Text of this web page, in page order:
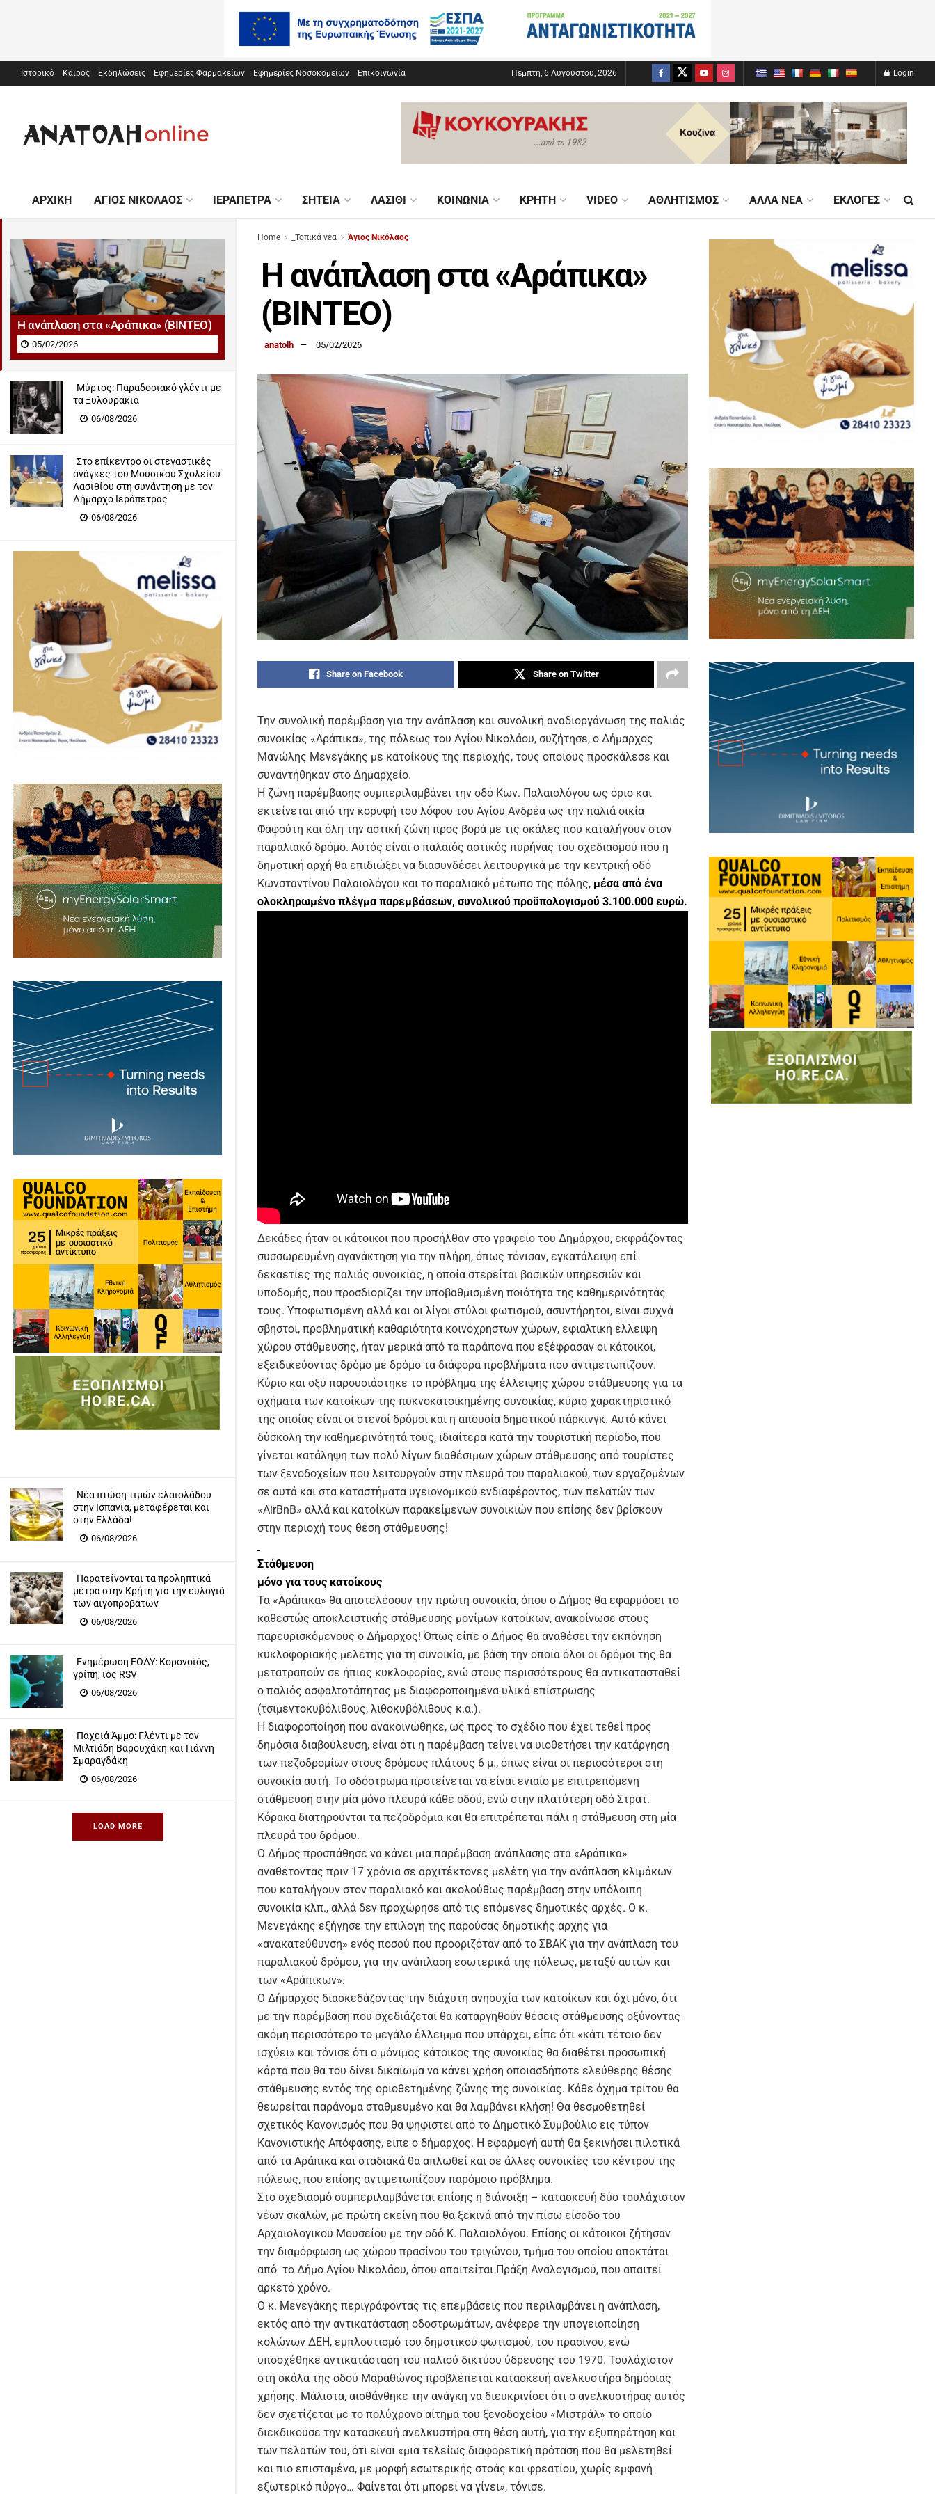
Η ανάπλαση στα «Αράπικα» (ΒΙΝΤΕΟ)
05/02/2026
Μύρτος: Παραδοσιακό γλέντι με
τα Ξυλουράκια
06/08/2026
Στο επίκεντρο οι στεγαστικές
ανάγκες του Μουσικού Σχολείου
Λασιθίου στη συνάντηση με τον
Δήμαρχο Ιεράπετρας
06/08/2026
Νέα πτώση τιμών ελαιολάδου
στην Ισπανία, μεταφέρεται και
στην Ελλάδα!
06/08/2026
Παρατείνονται τα προληπτικά
μέτρα στην Κρήτη για την ευλογιά
των αιγοπροβάτων
06/08/2026
Eνημέρωση ΕΟΔΥ: Κορονοϊός,
γρίπη, ιός RSV
06/08/2026
Παχειά Άμμο: Γλέντι με τον
Μιλτιάδη Βαρουχάκη και Γιάννη
Σμαραγδάκη
06/08/2026
LOAD MORE
Ιστορικό Καιρός Εκδηλώσεις Εφημερίες Φαρμακείων Εφημερίες Νοσοκομείων Επικοινωνία Πέμπτη, 6 Αυγούστου, 2026 Login
ΑΡΧΙΚΉ ΆΓΙΟΣ ΝΙΚΌΛΑΟΣ ΙΕΡΆΠΕΤΡΑ ΣΗΤΕΊΑ ΛΑΣΊΘΙ ΚΟΙΝΩΝΊΑ ΚΡΉΤΗ VIDEO ΑΘΛΗΤΙΣΜΌΣ ΆΛΛΑ ΝΈΑ ΕΚΛΟΓΈΣ
Home _Τοπικά νέα Άγιος Νικόλαος
Η ανάπλαση στα «Αράπικα»
(ΒΙΝΤΕΟ)
anatolh 05/02/2026
Share on Facebook Share on Twitter
Την συνολική παρέμβαση για την ανάπλαση και συνολική αναδιοργάνωση της παλιάς
συνοικίας «Αράπικα», της πόλεως του Αγίου Νικολάου, συζήτησε, ο Δήμαρχος
Μανώλης Μενεγάκης με κατοίκους της περιοχής, τους οποίους προσκάλεσε και
συναντήθηκαν στο Δημαρχείο.
Η ζώνη παρέμβασης συμπεριλαμβάνει την οδό Κων. Παλαιολόγου ως όριο και
εκτείνεται από την κορυφή του λόφου του Αγίου Ανδρέα ως την παλιά οικία
Φαφούτη και όλη την αστική ζώνη προς βορά με τις σκάλες που καταλήγουν στον
παραλιακό δρόμο. Αυτός είναι ο παλαιός αστικός πυρήνας του σχεδιασμού που η
δημοτική αρχή θα επιδιώξει να διασυνδέσει λειτουργικά με την κεντρική οδό
Κωνσταντίνου Παλαιολόγου και το παραλιακό μέτωπο της πόλης, μέσα από ένα
ολοκληρωμένο πλέγμα παρεμβάσεων, συνολικού προϋπολογισμού 3.100.000 ευρώ.
Δεκάδες ήταν οι κάτοικοι που προσήλθαν στο γραφείο του Δημάρχου, εκφράζοντας
συσσωρευμένη αγανάκτηση για την πλήρη, όπως τόνισαν, εγκατάλειψη επί
δεκαετίες της παλιάς συνοικίας, η οποία στερείται βασικών υπηρεσιών και
υποδομής, που προσδιορίζει την υποβαθμισμένη ποιότητα της καθημερινότητάς
τους. Υποφωτισμένη αλλά και οι λίγοι στύλοι φωτισμού, ασυντήρητοι, είναι συχνά
σβηστοί, προβληματική καθαριότητα κοινόχρηστων χώρων, εφιαλτική έλλειψη
χώρου στάθμευσης, ήταν μερικά από τα παράπονα που εξέφρασαν οι κάτοικοι,
εξειδικεύοντας δρόμο με δρόμο τα διάφορα προβλήματα που αντιμετωπίζουν.
Κύριο και οξύ παρουσιάστηκε το πρόβλημα της έλλειψης χώρου στάθμευσης για τα
οχήματα των κατοίκων της πυκνοκατοικημένης συνοικίας, κύριο χαρακτηριστικό
της οποίας είναι οι στενοί δρόμοι και η απουσία δημοτικού πάρκινγκ. Αυτό κάνει
δύσκολη την καθημερινότητά τους, ιδιαίτερα κατά την τουριστική περίοδο, που
γίνεται κατάληψη των πολύ λίγων διαθέσιμων χώρων στάθμευσης από τουρίστες
των ξενοδοχείων που λειτουργούν στην πλευρά του παραλιακού, των εργαζομένων
σε αυτά και στα καταστήματα υγειονομικού ενδιαφέροντος, των πελατών των
«AirBnB» αλλά και κατοίκων παρακείμενων συνοικιών που επίσης δεν βρίσκουν
στην περιοχή τους θέση στάθμευσης!
Στάθμευση
μόνο για τους κατοίκους
Τα «Αράπικα» θα αποτελέσουν την πρώτη συνοικία, όπου ο Δήμος θα εφαρμόσει το
καθεστώς αποκλειστικής στάθμευσης μονίμων κατοίκων, ανακοίνωσε στους
παρευρισκόμενους ο Δήμαρχος! Όπως είπε ο Δήμος θα αναθέσει την εκπόνηση
κυκλοφοριακής μελέτης για τη συνοικία, με βάση την οποία όλοι οι δρόμοι της θα
μετατραπούν σε ήπιας κυκλοφορίας, ενώ στους περισσότερους θα αντικατασταθεί
ο παλιός ασφαλτοτάπητας με διαφοροποιημένα υλικά επίστρωσης
(τσιμεντοκυβόλιθους, λιθοκυβόλιθους κ.α.).
Η διαφοροποίηση που ανακοινώθηκε, ως προς το σχέδιο που έχει τεθεί προς
δημόσια διαβούλευση, είναι ότι η παρέμβαση τείνει να υιοθετήσει την κατάργηση
των πεζοδρομίων στους δρόμους πλάτους 6 μ., όπως είναι οι περισσότεροι στη
συνοικία αυτή. Το οδόστρωμα προτείνεται να είναι ενιαίο με επιτρεπόμενη
στάθμευση στην μία μόνο πλευρά κάθε οδού, ενώ στην πλατύτερη οδό Στρατ.
Κόρακα διατηρούνται τα πεζοδρόμια και θα επιτρέπεται πάλι η στάθμευση στη μία
πλευρά του δρόμου.
Ο Δήμος προσπάθησε να κάνει μια παρέμβαση ανάπλασης στα «Αράπικα»
αναθέτοντας πριν 17 χρόνια σε αρχιτέκτονες μελέτη για την ανάπλαση κλιμάκων
που καταλήγουν στον παραλιακό και ακολούθως παρέμβαση στην υπόλοιπη
συνοικία κλπ., αλλά δεν προχώρησε από τις επόμενες δημοτικές αρχές. Ο κ.
Μενεγάκης εξήγησε την επιλογή της παρούσας δημοτικής αρχής για
«ανακατεύθυνση» ενός ποσού που προοριζόταν από το ΣΒΑΚ για την ανάπλαση του
παραλιακού δρόμου, για την ανάπλαση εσωτερικά της πόλεως, μεταξύ αυτών και
των «Αράπικων».
Ο Δήμαρχος διασκεδάζοντας την διάχυτη ανησυχία των κατοίκων και όχι μόνο, ότι
με την παρέμβαση που σχεδιάζεται θα καταργηθούν θέσεις στάθμευσης οξύνοντας
ακόμη περισσότερο το μεγάλο έλλειμμα που υπάρχει, είπε ότι «κάτι τέτοιο δεν
ισχύει» και τόνισε ότι ο μόνιμος κάτοικος της συνοικίας θα διαθέτει προσωπική
κάρτα που θα του δίνει δικαίωμα να κάνει χρήση οποιασδήποτε ελεύθερης θέσης
στάθμευσης εντός της οριοθετημένης ζώνης της συνοικίας. Κάθε όχημα τρίτου θα
θεωρείται παράνομα σταθμευμένο και θα λαμβάνει κλήση! Θα θεσμοθετηθεί
σχετικός Κανονισμός που θα ψηφιστεί από το Δημοτικό Συμβούλιο εις τύπον
Κανονιστικής Απόφασης, είπε ο δήμαρχος. Η εφαρμογή αυτή θα ξεκινήσει πιλοτικά
από τα Αράπικα και σταδιακά θα απλωθεί και σε άλλες συνοικίες του κέντρου της
πόλεως, που επίσης αντιμετωπίζουν παρόμοιο πρόβλημα.
Στο σχεδιασμό συμπεριλαμβάνεται επίσης η διάνοιξη – κατασκευή δύο τουλάχιστον
νέων σκαλών, με πρώτη εκείνη που θα ξεκινά από την πίσω είσοδο του
Αρχαιολογικού Μουσείου με την οδό Κ. Παλαιολόγου. Επίσης οι κάτοικοι ζήτησαν
την διαμόρφωση ως χώρου πρασίνου του τριγώνου, τμήμα του οποίου αποκτάται
από το Δήμο Αγίου Νικολάου, όπου απαιτείται Πράξη Αναλογισμού, που απαιτεί
αρκετό χρόνο.
Ο κ. Μενεγάκης περιγράφοντας τις επεμβάσεις που περιλαμβάνει η ανάπλαση,
εκτός από την αντικατάσταση οδοστρωμάτων, ανέφερε την υπογειοποίηση
κολώνων ΔΕΗ, εμπλουτισμό του δημοτικού φωτισμού, του πρασίνου, ενώ
υποσχέθηκε αντικατάσταση του παλιού δικτύου ύδρευσης του 1970. Τουλάχιστον
στη σκάλα της οδού Μαραθώνος προβλέπεται κατασκευή ανελκυστήρα δημόσιας
χρήσης. Μάλιστα, αισθάνθηκε την ανάγκη να διευκρινίσει ότι ο ανελκυστήρας αυτός
δεν σχετίζεται με το πολύχρονο αίτημα του ξενοδοχείου «Μιστράλ» το οποίο
διεκδικούσε την κατασκευή ανελκυστήρα στη θέση αυτή, για την εξυπηρέτηση και
των πελατών του, ότι είναι «μια τελείως διαφορετική πρόταση που θα μελετηθεί
και πιο επισταμένα, με μορφή εσωτερικής στοάς και φρεατίου, χωρίς εμφανή
εξωτερικό πύργο… Φαίνεται ότι μπορεί να γίνει», τόνισε.